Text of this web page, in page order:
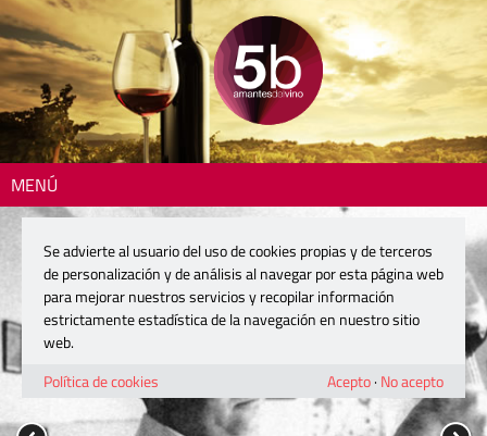
MENÚ
Se advierte al usuario del uso de cookies propias y de terceros
de personalización y de análisis al navegar por esta página web
para mejorar nuestros servicios y recopilar información
estrictamente estadística de la navegación en nuestro sitio
web.
Política de cookies
Acepto· No acepto